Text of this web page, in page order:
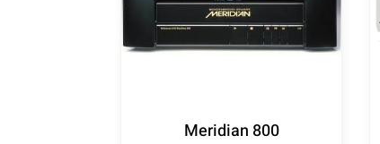
Meridian 800